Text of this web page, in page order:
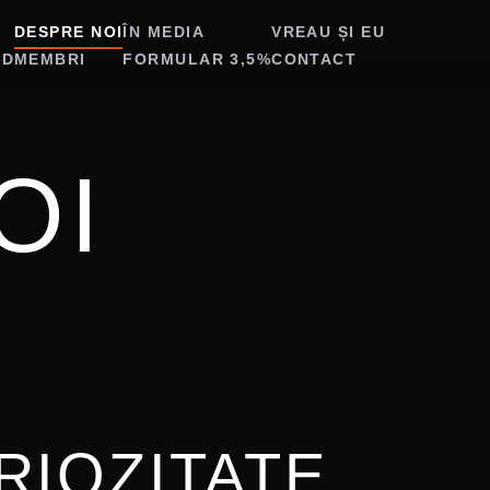
DESPRE NOI
MEMBRI
ÎN MEDIA
FORMULAR 3,5%
VREAU ȘI EU
CONTACT